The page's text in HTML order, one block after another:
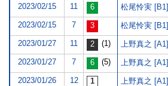
2023/02/15 11 松尾怜実 [B1]
2023/02/15 7 松尾怜実 [B1]
2023/01/27 11 (1) 上野真之 [A1]
2023/01/27 7 (5) 上野真之 [A1]
2023/01/26 12 上野真之 [A1]